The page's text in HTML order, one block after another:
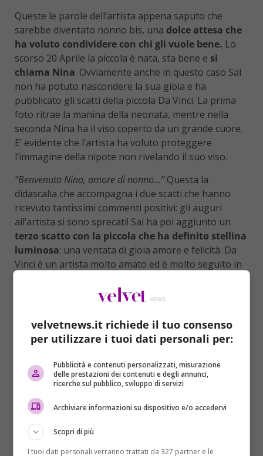
Queste le parole dell’artista appena saputo che
sarebbe diventato nonno bis, una dolce attesa che
ha voluto condividere con chi gli vuole bene. Lo
scorso 20 Aprile la piccola è nata, sta bene e si
chiama Nina. Ovviamente anche in questo caso Sal
non ha potuto nascondere la sua gioia e ha
pubblicato gli scatti della piccola Da Vinci. La prima
foto ritrae la manina della neonata, mentre nella
seconda Nina ha il viso coperto da un grande cuore.
E’ evidente che l’artista ha voluto proteggere
l’immagine della nipote non rivelando il suo viso.
“Benvenuta Nina, amore di nonno…”Questa la
didascalia che accompagna i due scatti che hanno
ricevuto tantissimi commenti positivi: gli auguri
all’artista si sono sprecati! Sal ha poi aggiunto un
terzo scatto con la piccola che ha definito stellina
luminosa: una ventata di gioia amore e felicità. Da
Vinci è un artista molto amato ed è molto seguito in
importanti e il suo talento è riconosciuto a livello
internazionale. Sui social ha un vasto pubblico di fan
che apprezzano la sua musica.
velvetnews.it richiede il tuo consenso
per utilizzare i tuoi dati personali per:
Pubblicità e contenuti personalizzati, misurazione
delle prestazioni dei contenuti e degli annunci,
ricerche sul pubblico, sviluppo di servizi
Archiviare informazioni su dispositivo e/o accedervi
Scopri di più
I tuoi dati personali verranno trattati da 327 partner e le